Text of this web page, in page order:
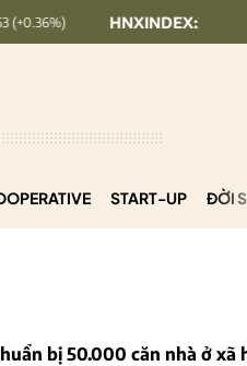
HNXINDEX: 293.44 + 0.25 (+0.09%)
START-UP ĐỜI
bị 50.000 căn nhà ở xã